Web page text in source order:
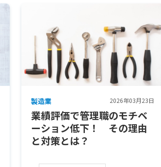
製造業 2026年03月23日
業績評価で管理職のモチベ
ーション低下！ その理由
と対策とは？